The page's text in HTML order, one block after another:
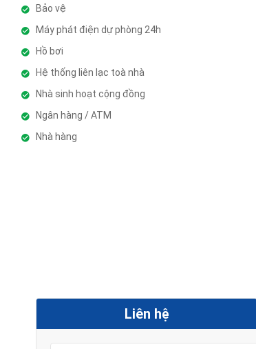
Bảo vệ
Máy phát điện dự phòng 24h
Hồ bơi
Hệ thống liên lạc toà nhà
Nhà sinh hoạt cộng đồng
Ngân hàng / ATM
Nhà hàng
Liên hệ